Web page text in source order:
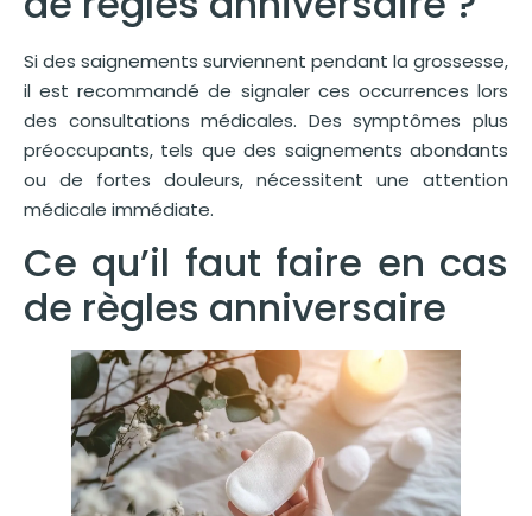
Si des saignements surviennent pendant la grossesse,
il est recommandé de signaler ces occurrences lors
des consultations médicales. Des symptômes plus
préoccupants, tels que des saignements abondants
ou de fortes douleurs, nécessitent une attention
médicale immédiate.
Ce qu’il faut faire en cas
de règles anniversaire